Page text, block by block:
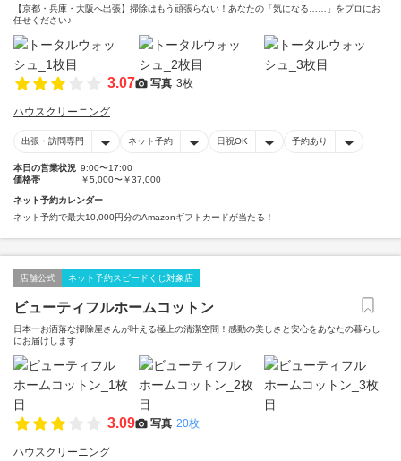
【京都・兵庫・大阪へ出張】掃除はもう頑張らない！あなたの「気になる……」をプロにお
任せください♪
3.07 写真 3枚
ハウスクリーニング
出張・訪問専門 ネット予約 日祝OK 予約あり
本日の営業状況 9:00〜17:00
価格帯
￥5,000〜￥37,000
ネット予約カレンダー
ネット予約で最大10,000円分のAmazonギフトカードが当たる！
店舗公式 ネット予約スピードくじ対象店
ビューティフルホームコットン
日本一お洒落な掃除屋さんが叶える極上の清潔空間！感動の美しさと安心をあなたの暮らし
にお届けします
3.09 写真 20枚
ハウスクリーニング